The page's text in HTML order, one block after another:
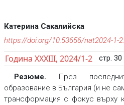
Катерина Сакалийска
https://doi.org/10.53656/nat2024-1-
Година XXXIII, 2024/1-2 стр.
Резюме. През
образование в България (и не
трансформация с фокус върху